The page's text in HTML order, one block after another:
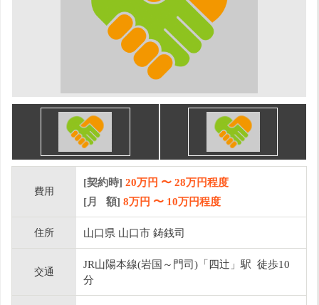
費用
[契約時] 20万円 〜 28万円程度
[月 額] 8万円 〜 10万円程度
住所 山口県 山口市 鋳銭司
交通
JR山陽本線(岩国～門司)「四辻」駅 徒歩10
分